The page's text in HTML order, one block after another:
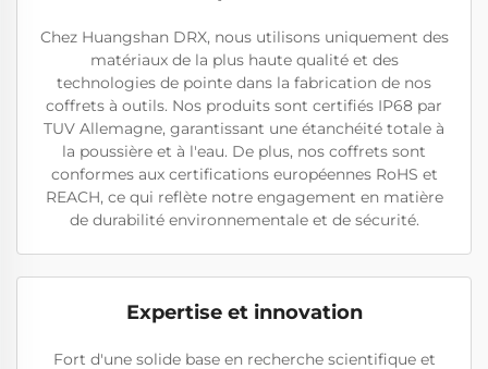
Chez Huangshan DRX, nous utilisons uniquement des
matériaux de la plus haute qualité et des
technologies de pointe dans la fabrication de nos
coffrets à outils. Nos produits sont certifiés IP68 par
TUV Allemagne, garantissant une étanchéité totale à
la poussière et à l'eau. De plus, nos coffrets sont
conformes aux certifications européennes RoHS et
REACH, ce qui reflète notre engagement en matière
de durabilité environnementale et de sécurité.
Expertise et innovation
Fort d'une solide base en recherche scientifique et